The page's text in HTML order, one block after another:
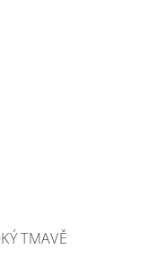
TMAVĚ